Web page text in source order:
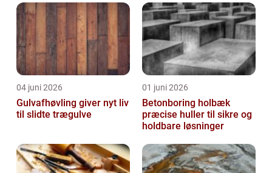
04 juni 2026
Gulvafhøvling giver nyt liv
til slidte trægulve
01 juni 2026
Betonboring holbæk
præcise huller til sikre og
holdbare løsninger